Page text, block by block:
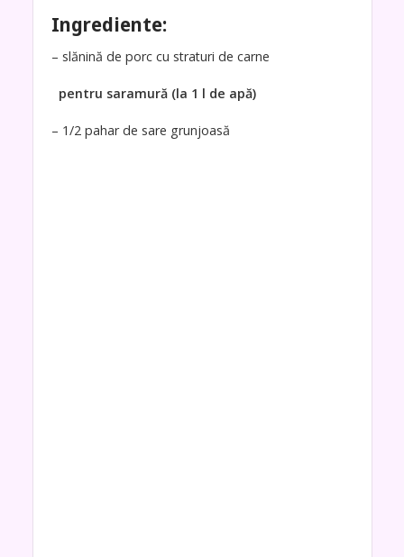
Ingrediente:
– slănină de porc cu straturi de carne
pentru saramură (la 1 l de apă)
– 1/2 pahar de sare grunjoasă